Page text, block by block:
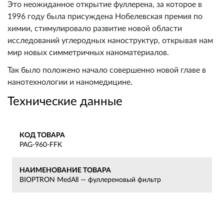
Это неожиданное открытие фуллерена, за которое в
1996 году была присуждена Нобелевская премия по
химии, стимулировало развитие новой области
исследований углеродных наноструктур, открывая нам
мир новых симметричных наноматериалов.
Так было положено начало совершенно новой главе в
нанотехнологии и наномедицине.
Технические данные
КОД ТОВАРА
PAG-960-FFK
НАИМЕНОВАНИЕ ТОВАРА
BIOPTRON MedAll — фуллереновый фильтр